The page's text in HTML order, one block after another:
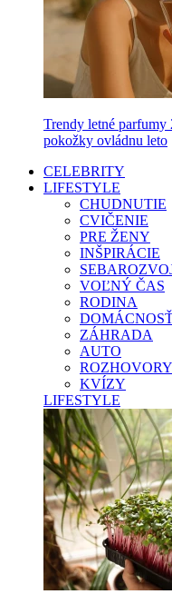
Trendy letné parfumy
pokožky ovládnu leto
CELEBRITY
LIFESTYLE
CHUDNUTIE
CVIČENIE
PRE ŽENY
INŠPIRÁCIE
VOĽNÝ ČAS
RODINA
ZÁHRADA
AUTO
ROZHOVORY
KVÍZY
LIFESTYLE